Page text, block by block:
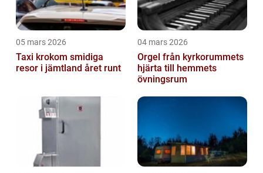
05 mars 2026
Taxi krokom smidiga
resor i jämtland året runt
04 mars 2026
Orgel från kyrkorummets
hjärta till hemmets
övningsrum